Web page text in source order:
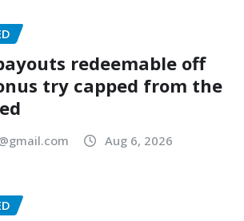
redeemable off
try capped from the
Aug 6, 2026